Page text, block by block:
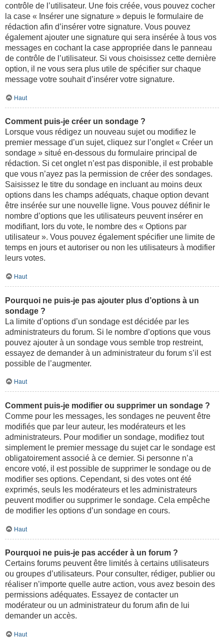
contrôle de l’utilisateur. Une fois créée, vous pouvez cocher
la case « Insérer une signature » depuis le formulaire de
rédaction afin d’insérer votre signature. Vous pouvez
également ajouter une signature qui sera insérée à tous vos
messages en cochant la case appropriée dans le panneau
de contrôle de l’utilisateur. Si vous choisissez cette dernière
option, il ne vous sera plus utile de spécifier sur chaque
message votre souhait d’insérer votre signature.
Haut
Comment puis-je créer un sondage ?
Lorsque vous rédigez un nouveau sujet ou modifiez le
premier message d’un sujet, cliquez sur l’onglet « Créer un
sondage » situé en-dessous du formulaire principal de
rédaction. Si cet onglet n’est pas disponible, il est probable
que vous n’ayez pas la permission de créer des sondages.
Saisissez le titre du sondage en incluant au moins deux
options dans les champs adéquats, chaque option devant
être insérée sur une nouvelle ligne. Vous pouvez définir le
nombre d’options que les utilisateurs peuvent insérer en
modifiant, lors du vote, le nombre des « Options par
utilisateur ». Vous pouvez également spécifier une limite de
temps en jours et autoriser ou non les utilisateurs à modifier
leurs votes.
Haut
Pourquoi ne puis-je pas ajouter plus d’options à un
sondage ?
La limite d’options d’un sondage est décidée par les
administrateurs du forum. Si le nombre d’options que vous
pouvez ajouter à un sondage vous semble trop restreint,
essayez de demander à un administrateur du forum s’il est
possible de l’augmenter.
Haut
Comment puis-je modifier ou supprimer un sondage ?
Comme pour les messages, les sondages ne peuvent être
modifiés que par leur auteur, les modérateurs et les
administrateurs. Pour modifier un sondage, modifiez tout
simplement le premier message du sujet car le sondage est
obligatoirement associé à ce dernier. Si personne n’a
encore voté, il est possible de supprimer le sondage ou de
modifier ses options. Cependant, si des votes ont été
exprimés, seuls les modérateurs et les administrateurs
peuvent modifier ou supprimer le sondage. Cela empêche
de modifier les options d’un sondage en cours.
Haut
Pourquoi ne puis-je pas accéder à un forum ?
Certains forums peuvent être limités à certains utilisateurs
ou groupes d’utilisateurs. Pour consulter, rédiger, publier ou
réaliser n’importe quelle autre action, vous avez besoin des
permissions adéquates. Essayez de contacter un
modérateur ou un administrateur du forum afin de lui
demander un accès.
Haut